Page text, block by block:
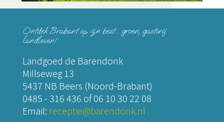
Ontdek Brabant op z´n best... groen, gastvrij
landleven!
Landgoed de Barendonk
Millseweg 13
5437 NB Beers (Noord-Brabant)
0485 - 316 436 of06 10 30 22 08
Email: receptie@barendonk.nl